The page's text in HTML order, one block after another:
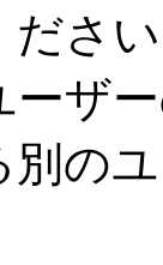
ださ
ザ
別の